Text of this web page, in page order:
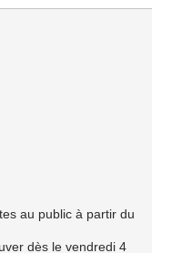
au public à partir du
dès le vendredi 4